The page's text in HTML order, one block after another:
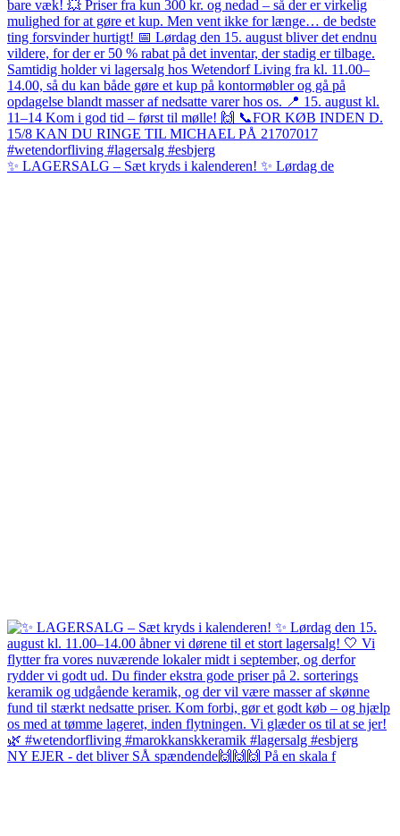
✨ LAGERSALG – Sæt kryds i kalenderen! ✨ Lørdag de
NY EJER - det bliver SÅ spændende🙌🙌🙌 På en skala f